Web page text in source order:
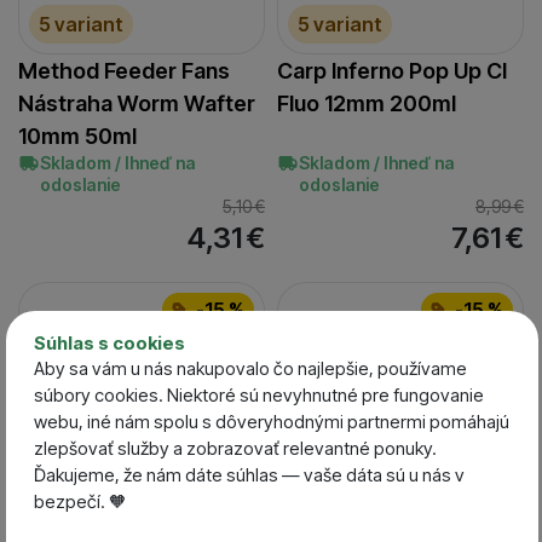
Súhlas s cookies
Aby sa vám u nás nakupovalo čo najlepšie, používame
súbory cookies. Niektoré sú nevyhnutné pre fungovanie
webu, iné nám spolu s dôveryhodnými partnermi pomáhajú
zlepšovať služby a zobrazovať relevantné ponuky.
Ďakujeme, že nám dáte súhlas — vaše dáta sú u nás v
bezpečí. 🧡
5 variant
Method Feeder Fans
Nástraha Worm Wafter
10mm 50ml
Skladom / Ihneď na
odoslanie
5,10€
4,31€
5 variant
Carp Inferno Pop Up CI
Fluo 12mm 200ml
Skladom / Ihneď na
odoslanie
8,99€
7,61€
-15 % -15 %